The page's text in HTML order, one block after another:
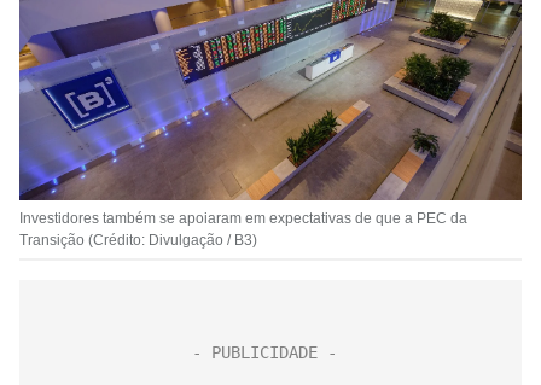
Investidores também se apoiaram em expectativas de que a PEC da
Transição (Crédito: Divulgação / B3)